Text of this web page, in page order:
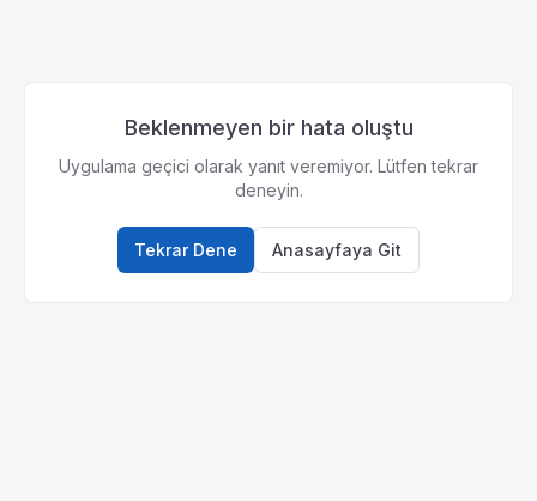
Beklenmeyen bir hata oluştu
Uygulama geçici olarak yanıt veremiyor. Lütfen tekrar
deneyin.
Tekrar Dene Anasayfaya Git